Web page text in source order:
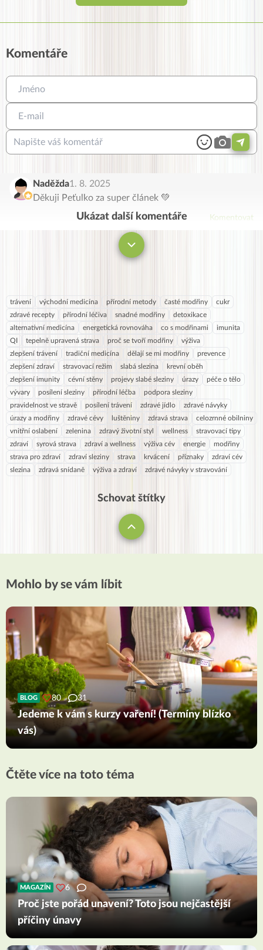
Komentáře
Naděžda1. 8. 2025
Děkuji Peťulko za super článek 💚
Komentovat
Ukázat další komentáře
trávení východní medicína přírodní metody časté modřiny
cukr
zdravé recepty
přírodní léčiva snadné modřiny
detoxikace
alternativní medicína
energetická rovnováha co s modřinami
imunita
QI
tepelně upravená strava proč se tvoří modřiny
výživa
zlepšení trávení
tradiční medicína dělají se mi modřiny
prevence
zlepšení zdraví
stravovací režim slabá slezina
krevní oběh
zlepšení imunity
cévní stěny projevy slabé sleziny úrazy
péče o tělo
vývary
posílení sleziny přírodní léčba
podpora sleziny
pravidelnost ve stravě
posílení trávení zdravé jídlo
zdravé návyky
úrazy a modřiny
zdravé cévy luštěniny zdravá strava
celozrnné obilniny
vnitřní oslabení
zelenina zdravý životní styl wellness
stravovací tipy
zdraví
syrová strava zdraví a wellness výživa cév energie
modřiny
strava pro zdraví
zdraví sleziny strava krvácení příznaky
zdraví cév
slezina
zdravá snídaně výživa a zdraví zdravé návyky v stravování
Schovat štítky
Mohlo by se vám líbit
BLOG 80 31
Jedeme k vám s kurzy vaření! (Termíny blízko
vás)
Čtěte více na toto téma
MAGAZÍN 6
Proč jste pořád unavení? Toto jsou nejčastější
příčiny únavy